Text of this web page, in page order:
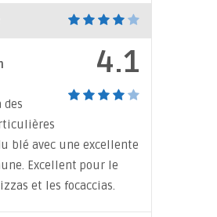
4.1
des
blé avec une excellente
Excellent pour le
et les focaccias.